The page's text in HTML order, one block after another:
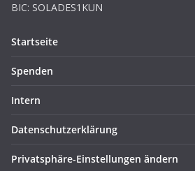
BIC: SOLADES1KUN
Startseite
Spenden
Intern
Datenschutzerklärung
Privatsphäre-Einstellungen ändern